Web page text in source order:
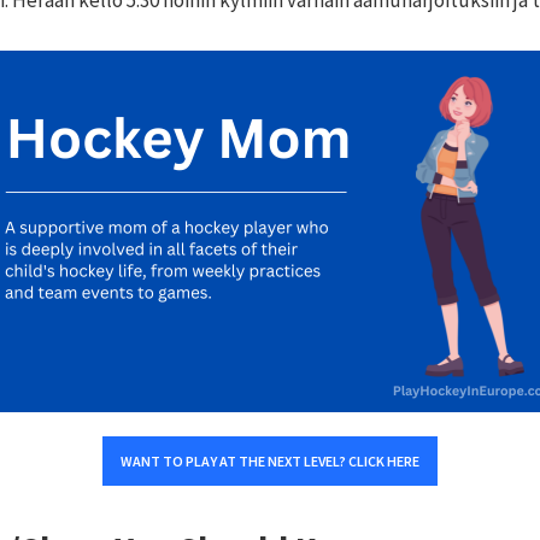
WANT TO PLAY AT THE NEXT LEVEL? CLICK HERE